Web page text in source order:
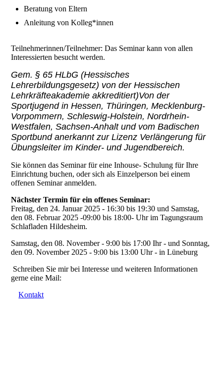
Beratung von Eltern
Anleitung von Kolleg*innen
Teilnehmerinnen/Teilnehmer: Das Seminar kann von allen
Interessierten besucht werden.
Gem. § 65 HLbG (Hessisches
Lehrerbildungsgesetz) von der Hessischen
Lehrkräfteakademie akkreditiert)Von der
Sportjugend in Hessen, Thüringen, Mecklenburg-
Vorpommern, Schleswig-Holstein, Nordrhein-
Westfalen, Sachsen-Anhalt und vom Badischen
Sportbund anerkannt zur Lizenz Verlängerung für
Übungsleiter im Kinder- und Jugendbereich.
Sie können das Seminar für eine Inhouse- Schulung für Ihre
Einrichtung buchen, oder sich als Einzelperson bei einem
offenen Seminar anmelden.
Nächster Termin für ein offenes Seminar:
Freitag, den 24. Januar 2025 - 16:30 bis 19:30 und Samstag,
den 08. Februar 2025 -09:00 bis 18:00- Uhr im Tagungsraum
Schlafladen Hildesheim.
Samstag, den 08. November - 9:00 bis 17:00 Ihr - und Sonntag,
den 09. November 2025 - 9:00 bis 13:00 Uhr - in Lüneburg
Schreiben Sie mir bei Interesse und weiteren Informationen
gerne eine Mail:
Kontakt